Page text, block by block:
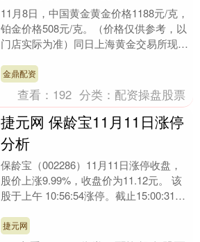
11月8日，中国黄金黄金价格1188元/克，
铂金价格508元/克。（价格仅供参考，以
门店实际为准）同日上海黄金交易所现货
金鼎配资
查看： 192 分类： 配资操盘股票
捷元网 保龄宝11月11日涨停
分析
保龄宝（002286）11月11日涨停收盘，
股价上涨9.99%，收盘价为11.12元。 该
股于上午 10:56:54涨停。截止15:00:31未
捷元网